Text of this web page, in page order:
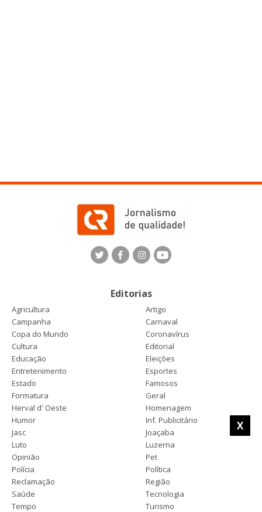
X
Editorias
Agricultura
Artigo
Campanha
Carnaval
Copa do Mundo
Coronavírus
Cultura
Editorial
Educação
Eleições
Entretenimento
Esportes
Estado
Famosos
Formatura
Geral
Herval d' Oeste
Homenagem
Humor
Inf. Publicitário
Jasc
Joaçaba
Luto
Luzerna
Opinião
Pet
Polícia
Política
Reclamação
Região
Saúde
Tecnologia
Tempo
Turismo